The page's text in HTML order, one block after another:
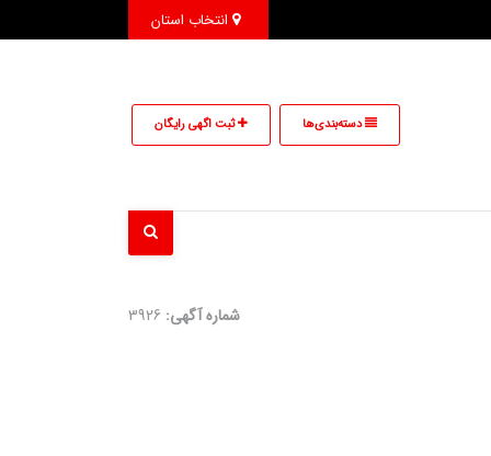
دسته‌بندی‌ها ثبت اگهی رایگان
شماره آگهی: 3926